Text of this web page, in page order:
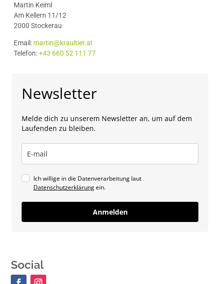
Martin Keiml
Am Kellern 11/12
2000 Stockerau
Email: martin@kraultier.at
Telefon: +43 660 52 111 77
Newsletter
Melde dich zu unserem Newsletter an, um auf dem
Laufenden zu bleiben.
Ich willige in die Datenverarbeitung laut
Datenschutzerklärungein.
Anmelden
Social